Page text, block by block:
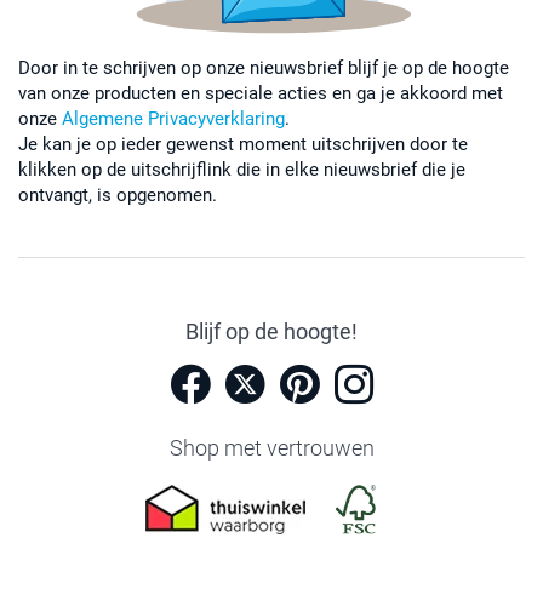
Door in te schrijven op onze nieuwsbrief blijf je op de hoogte
van onze producten en speciale acties en ga je akkoord met
onze Algemene Privacyverklaring.
Je kan je op ieder gewenst moment uitschrijven door te
klikken op de uitschrijflink die in elke nieuwsbrief die je
ontvangt, is opgenomen.
Blijf op de hoogte!
Shop met vertrouwen